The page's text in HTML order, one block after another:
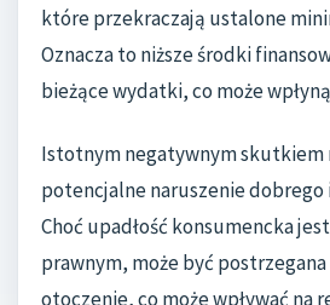
które przekraczają ustalone
Oznacza to niższe środki
bieżące wydatki, co może
Istotnym negatywnym skutkiem
potencjalne naruszenie
Choć upadłość konsumencka
prawnym, może być
otoczenie, co może wpływać na